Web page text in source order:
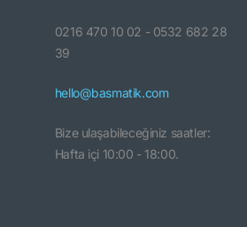
0216 470 10 02 - 0532 682 28
39
hello@basmatik.com
Bize ulaşabileceğiniz saatler:
Hafta içi 10:00 - 18:00.